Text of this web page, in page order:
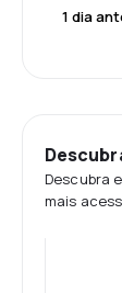
1 dia
Descubra
mais